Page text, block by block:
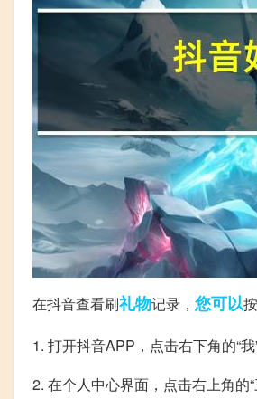
在抖音查看刷礼物记录， 您可以
1. 打开抖音APP，点击右下角的“
2. 在个人中心界面，点击右上角的“